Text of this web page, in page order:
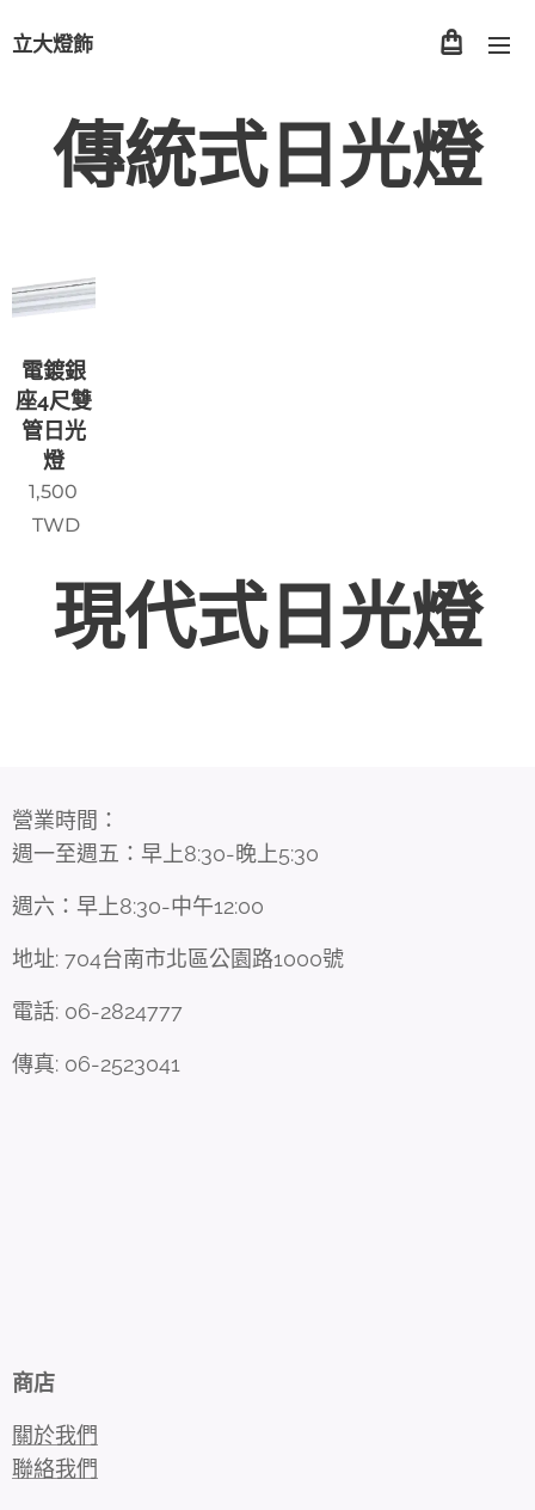
立大燈飾
傳統式日光燈
電鍍銀
座4尺雙
管日光
燈
1,500
TWD
現代式日光燈
營業時間：
週一至週五：早上8:30-晚上5:30
週六：早上8:30-中午12:00
地址: 704台南市北區公園路1000號
電話: 06-2824777
傳真: 06-2523041
商店
關於我們
聯絡我們